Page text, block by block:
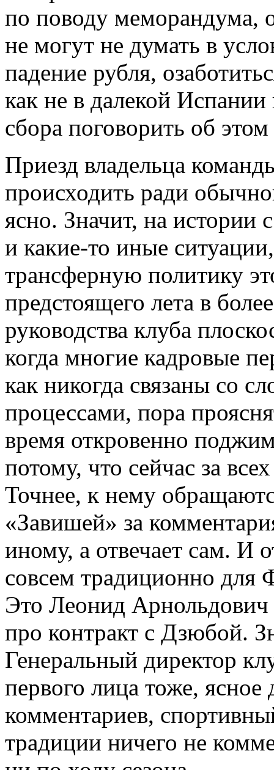
по поводу меморандума,
не могут не думать в
падение рубля,
как не в далекой
сбора поговорить об
Приезд владельца
происходить ради
ясно. Значит, на истории
и какие-то иные
трансферную политику
предстоящего лета в
руководства клуба
когда многие кадровые
как никогда связаны со
процессами, пора
время откровенно
потому, что сейчас за
Точнее, к нему
«Завишей» за
иному, а отвечает сам. И
совсем традиционно для
Это Леонид
про контракт с Дзюбой.
Генеральный директор
первого лица тоже, ясное
комментариев,
традиции ничего не